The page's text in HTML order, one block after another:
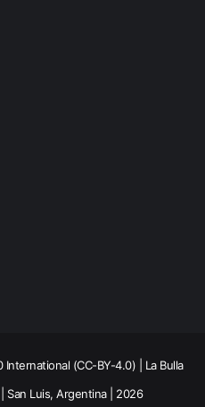
(CC-BY-4.0) | La Bulla
San Luis, Argentina | 2026